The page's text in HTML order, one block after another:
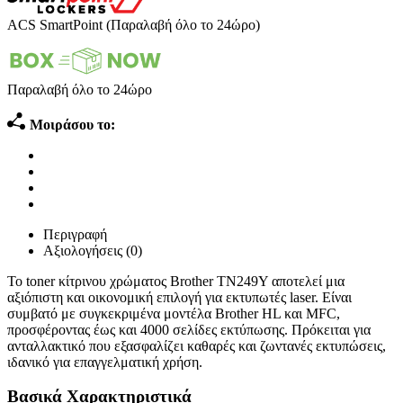
ACS SmartPoint (Παραλαβή όλο το 24ώρο)
Παραλαβή όλο το 24ώρο
Μοιράσου το:
Περιγραφή
Αξιολογήσεις (0)
Το toner κίτρινου χρώματος Brother TN249Y αποτελεί μια
αξιόπιστη και οικονομική επιλογή για εκτυπωτές laser. Είναι
συμβατό με συγκεκριμένα μοντέλα Brother HL και MFC,
προσφέροντας έως και 4000 σελίδες εκτύπωσης. Πρόκειται για
ανταλλακτικό που εξασφαλίζει καθαρές και ζωντανές εκτυπώσεις,
ιδανικό για επαγγελματική χρήση.
Βασικά Χαρακτηριστικά